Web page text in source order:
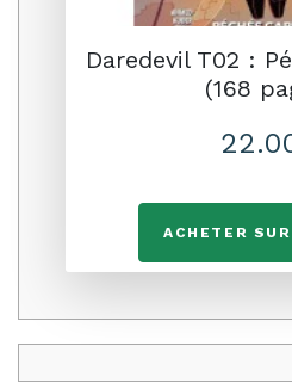
Daredevil T02 :
(168
ACHETER